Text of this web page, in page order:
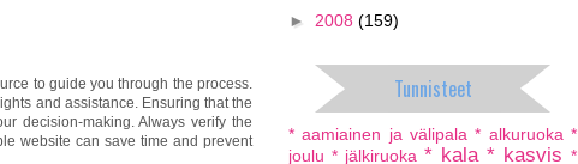
to guide you through the process.
and assistance. Ensuring that the
decision-making. Always verify the
website can save time and prevent
► 2008 (159)
Tunnisteet
* aamiainen ja välipala * alkuruoka *
joulu * jälkiruoka * kala * kasvis *